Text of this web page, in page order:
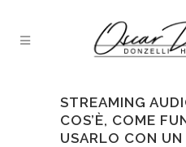
STREAMING
COS’È, COME
USARLO CON